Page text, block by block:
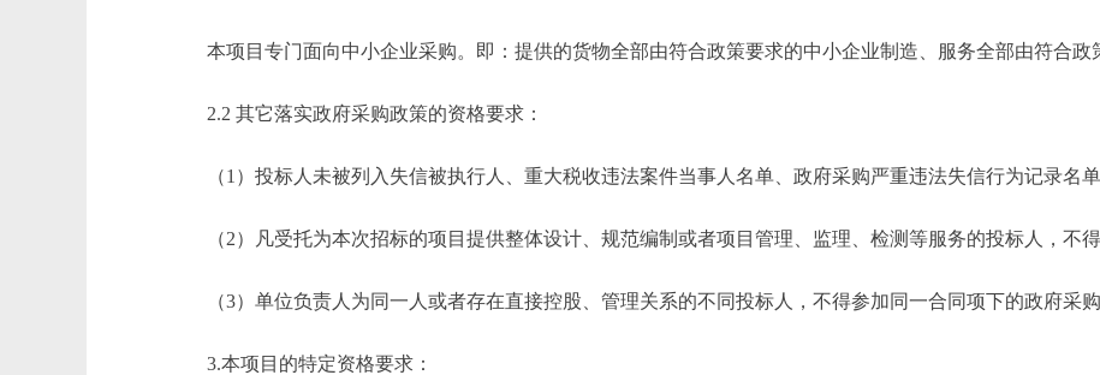
本项目专门面向中小企业采购。即：提供的货物全部由符合政策要求的中小企业制造、服务全部由符合政
2.2 其它落实政府采购政策的资格要求：
（1）投标人未被列入失信被执行人、重大税收违法案件当事人名单、政府采购严重违法失信行为记录名单
（2）凡受托为本次招标的项目提供整体设计、规范编制或者项目管理、监理、检测等服务的投标人，不
（3）单位负责人为同一人或者存在直接控股、管理关系的不同投标人，不得参加同一合同项下的政府采购
3.本项目的特定资格要求：